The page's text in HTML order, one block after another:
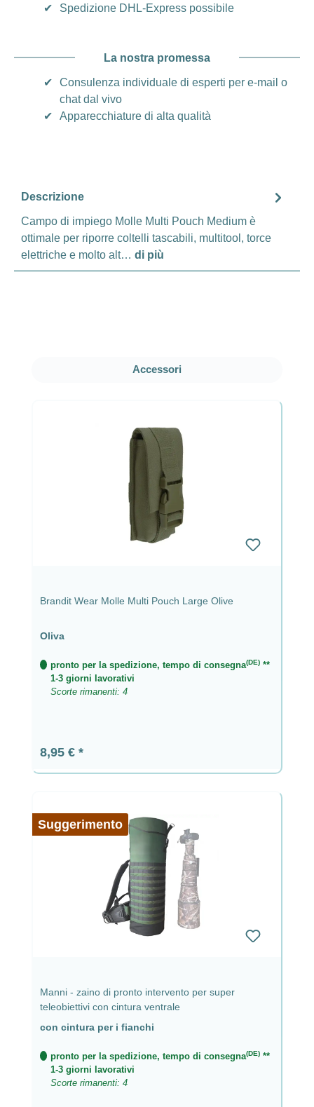
✔
Spedizione DHL-Express possibile
La nostra promessa
✔
Consulenza individuale di esperti per e-mail o
chat dal vivo
✔
Apparecchiature di alta qualità
Descrizione
Campo di impiego Molle Multi Pouch Medium è
ottimale per riporre coltelli tascabili, multitool, torce
elettriche e molto alt… di più
Salta la galleria dei prodotti
Accessori
Brandit Wear Molle Multi Pouch Large Olive
Oliva
pronto per la spedizione, tempo di consegna(DE) **
1-3 giorni lavorativi
Scorte rimanenti: 4
Prezzo normale:
8,95 €
Suggerimento
Manni - zaino di pronto intervento per super
teleobiettivi con cintura ventrale
con cintura per i fianchi
pronto per la spedizione, tempo di consegna(DE) **
1-3 giorni lavorativi
Scorte rimanenti: 4